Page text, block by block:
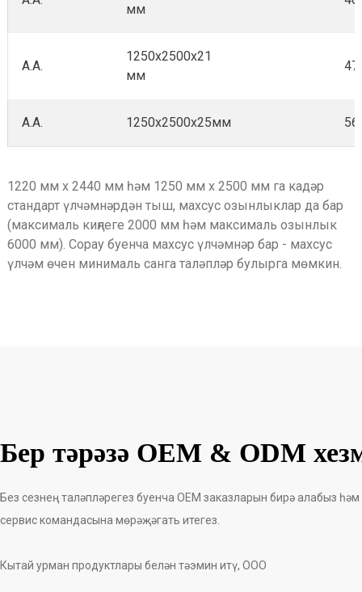
мм
А.А.
1250х2500х21
мм
47
А.А. 1250х2500х25мм 56
1220 мм х 2440 мм һәм 1250 мм х 2500 мм га кадәр
стандарт үлчәмнәрдән тыш, махсус озынлыклар да бар
(максималь киңлеге 2000 мм һәм максималь озынлык
6000 мм). Сорау буенча махсус үлчәмнәр бар - махсус
үлчәм өчен минималь санга таләпләр булырга мөмкин.
Бер тәрәзә OEM & ODM
Без сезнең таләпләрегез буенча OEM заказларын бирә алабыз
сервис командасына мөрәҗәгать итегез.
Кытай урман продуктлары белән тәэмин итү, ООО